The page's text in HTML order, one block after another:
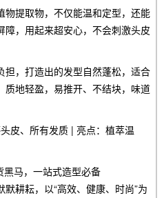
物提取物，不仅能温和定型，还能
，用起来超安心，不会刺激头皮
担，打造出的发型自然蓬松，适合
质地轻盈，易推开、不结块，味道
皮、所有发质 | 亮点：植萃温
马，一站式造型必备
耕耘，以“高效、健康、时尚”为